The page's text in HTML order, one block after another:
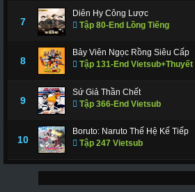
7
Diên Hy Công Lược
Tập 80-End Lồng Tiếng
8
Bảy Viên Ngọc Rồng Siêu Cấp
Tập 131-End Vietsub+Thuyết
9
Sứ Giả Thần Chết
Tập 366-End Vietsub
10
Boruto: Naruto Thế Hệ Kế Tiếp
Tập 247 Vietsub